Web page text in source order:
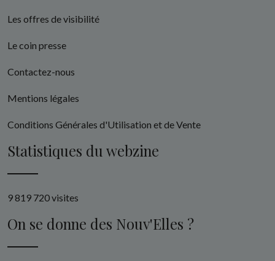
Les offres de visibilité
Le coin presse
Contactez-nous
Mentions légales
Conditions Générales d'Utilisation et de Vente
Statistiques du webzine
9 819 720 visites
On se donne des Nouv'Elles ?